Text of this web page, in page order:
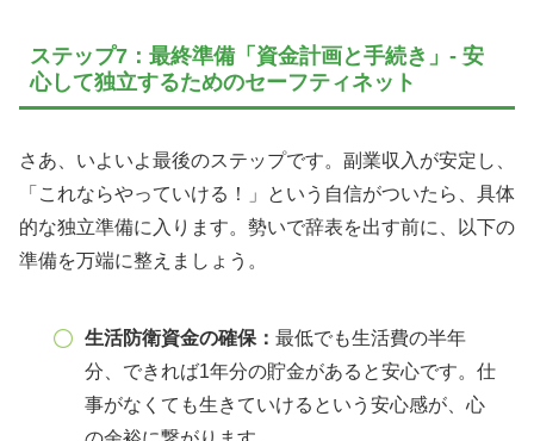
ステップ7：最終準備「資金計画と手続き」- 安
心して独立するためのセーフティネット
さあ、いよいよ最後のステップです。副業収入が安定し、
「これならやっていける！」という自信がついたら、具体
的な独立準備に入ります。勢いで辞表を出す前に、以下の
準備を万端に整えましょう。
生活防衛資金の確保： 最低でも生活費の半年
分、できれば1年分の貯金があると安心です。仕
事がなくても生きていけるという安心感が、心